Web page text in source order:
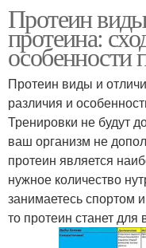
Протеин
протеина:
особенности
Протеин виды и
различия и
Тренировки не будут
ваш организм не
протеин является
нужное количество
занимаетесь спортом
то протеин станет